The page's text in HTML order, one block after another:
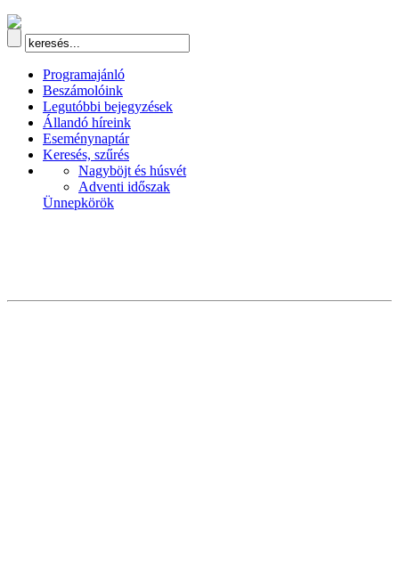
Programajánló
Beszámolóink
Legutóbbi bejegyzések
Állandó híreink
Eseménynaptár
Keresés, szűrés
Nagyböjt és húsvét
Adventi időszak
Ünnepkörök